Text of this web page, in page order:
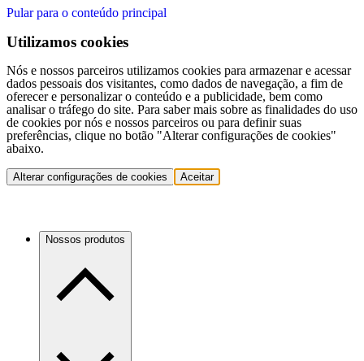
Pular para o conteúdo principal
Utilizamos cookies
Nós e nossos parceiros utilizamos cookies para armazenar e acessar
dados pessoais dos visitantes, como dados de navegação, a fim de
oferecer e personalizar o conteúdo e a publicidade, bem como
analisar o tráfego do site. Para saber mais sobre as finalidades do uso
de cookies por nós e nossos parceiros ou para definir suas
preferências, clique no botão "Alterar configurações de cookies"
abaixo.
Alterar configurações de cookies Aceitar
Nossos produtos